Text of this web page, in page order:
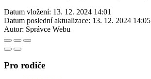
Datum vložení: 13. 12. 2024 14:01
Datum poslední aktualizace: 13. 12. 2024 14:05
Autor: Správce Webu
Pro rodiče